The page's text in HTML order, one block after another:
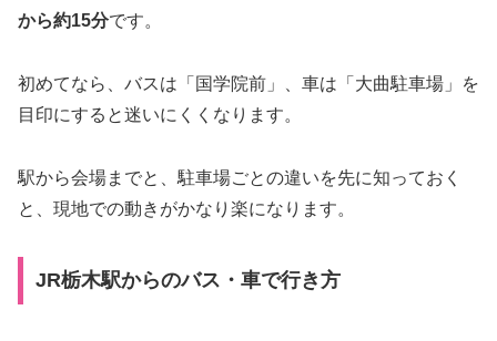
から約15分です。
初めてなら、バスは「国学院前」、車は「大曲駐車場」を
目印にすると迷いにくくなります。
駅から会場までと、駐車場ごとの違いを先に知っておく
と、現地での動きがかなり楽になります。
JR栃木駅からのバス・車で行き方